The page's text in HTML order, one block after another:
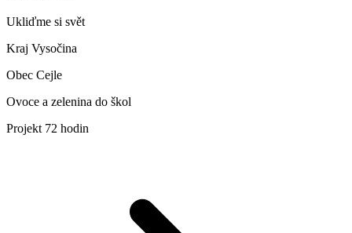
Ukliďme si svět
Kraj Vysočina
Obec Cejle
Ovoce a zelenina do škol
Projekt 72 hodin